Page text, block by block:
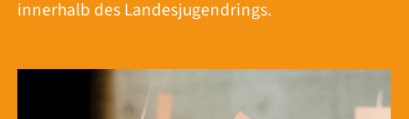
innerhalb des Landesjugendrings.